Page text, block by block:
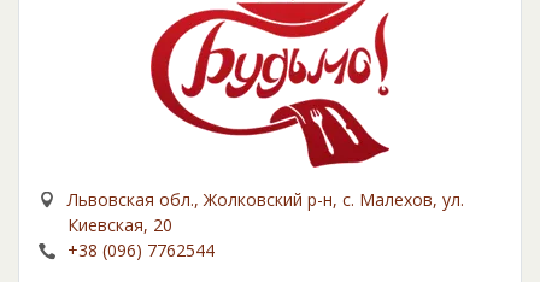
Львовская обл., Жолковский р-н, с. Малехов, ул.
Киевская, 20
+38 (096) 7762544